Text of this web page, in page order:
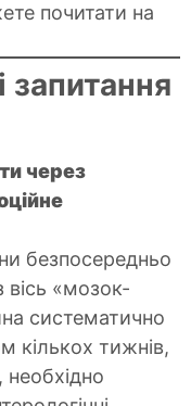
почитати на
запитання
через
безпосередньо
«мозок-
систематично
кількох тижнів,